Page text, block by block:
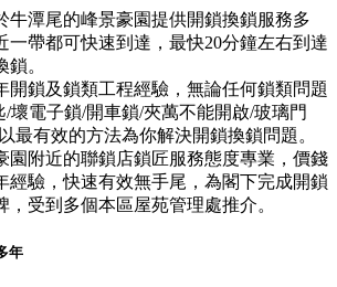
牛潭尾的峰景豪園提供開鎖換鎖服務多
一帶都可快速到達，最快20分鐘左右到達
。
開鎖及鎖類工程經驗，無論任何鎖類問題
壞電子鎖/開車鎖/夾萬不能開啟/玻璃門
最有效的方法為你解決開鎖換鎖問題。
園附近的聯鎖店鎖匠服務態度專業，價錢
經驗，快速有效無手尾，為閣下完成開鎖
受到多個本區屋苑管理處推介。
年